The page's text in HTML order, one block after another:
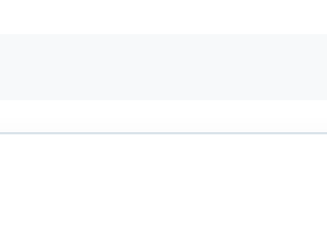
AVEC NOTRE EQUIPE